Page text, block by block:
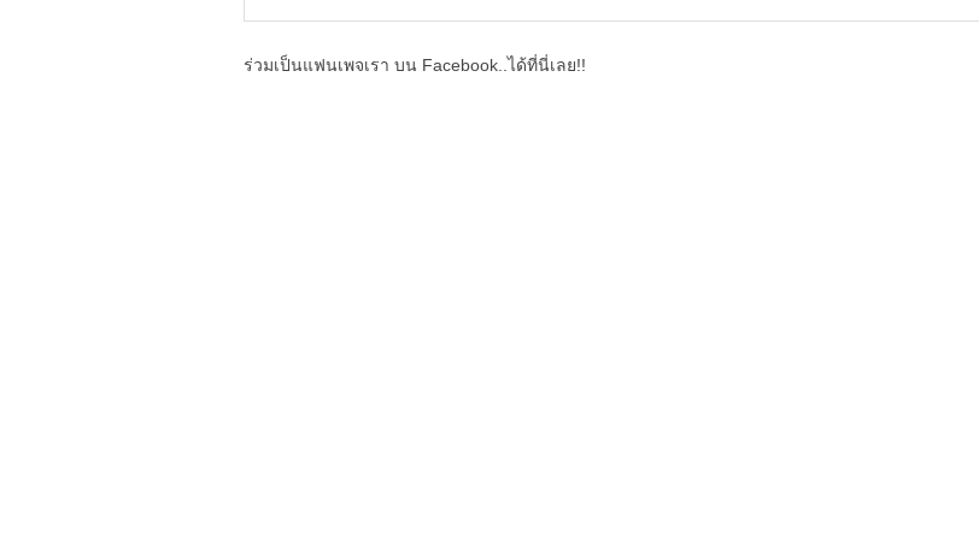
ร่วมเป็นแฟนเพจเรา บน Facebook..ได้ที่นี่เลย!!